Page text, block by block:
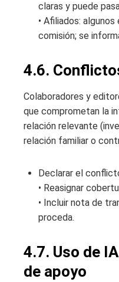
claras y puede
• Afiliados:
comisión; se
4.6.
Colaboradores y
que comprometan la
relación relevante
relación familiar o
Declarar el
• Reasignar
• Incluir nota de
proceda.
4.7. Uso de
de apoyo